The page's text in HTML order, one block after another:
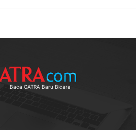
Baca GATRA Baru Bicara